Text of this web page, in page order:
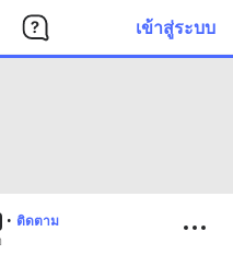
เข้าสู่ระบบ
• ติดตาม